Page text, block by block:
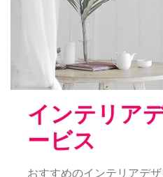
インテリア
ービス
おすすめのインテリアデ